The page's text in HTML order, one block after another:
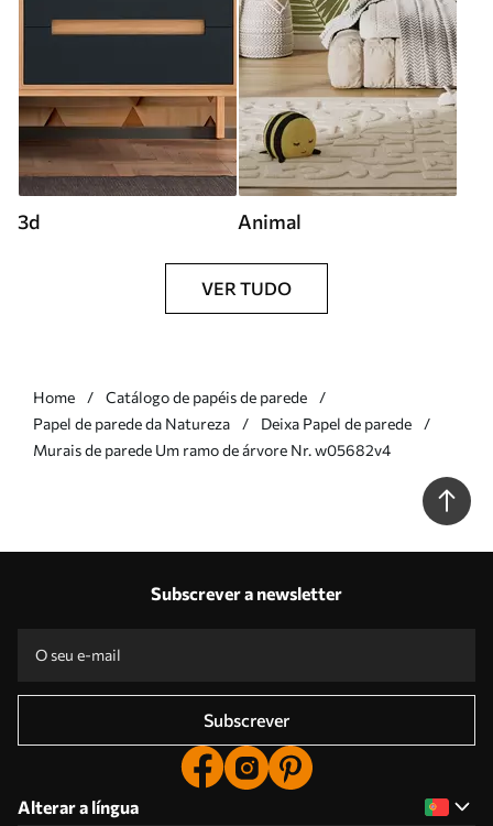
3d Animal
VER TUDO
Home
Catálogo de papéis de parede
Papel de parede da Natureza
Deixa Papel de parede
Murais de parede Um ramo de árvore Nr. w05682v4
Subscrever a newsletter
Subscrever
Alterar a língua